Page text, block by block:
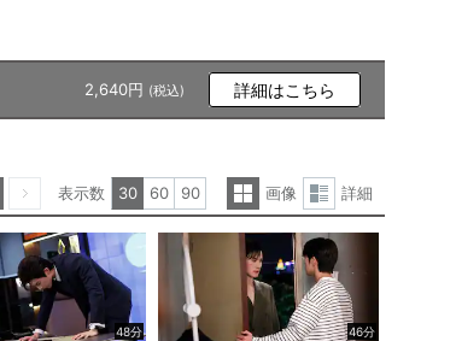
2,640円 (税込) 詳細はこちら
表示数 30 60
90
覧
表
画像
細
表
示
詳細
48分 46分